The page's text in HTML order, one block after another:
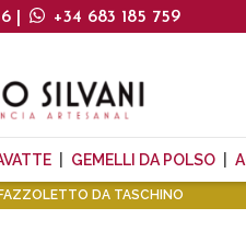
+34 683 185 759
GEMELLI DA POLSO
FAZZOLETTO DA TASCHINO